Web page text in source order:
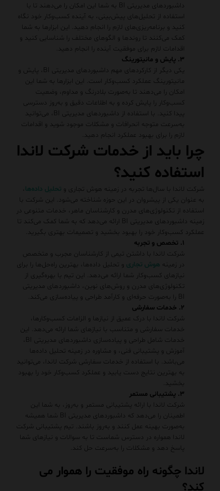
داشبوردهای مدیریتی BI به شما این امکان را می‌دهند تا با
استفاده از تحلیل‌های پیش‌بینی، به آینده کسب‌وکار خود نگاه
کنید و برنامه‌ریزی‌های لازم را انجام دهید. این ابزارها به شما
کمک می‌کنند تا روندها و الگوهای مختلف را شناسایی کنید و
اقدامات لازم برای موفقیت آینده را انجام دهید.
۳. پایش و مانیتورینگ
یکی دیگر از کارکردهای مهم داشبوردهای مدیریتی BI، پایش و
مانیتورینگ عملکرد کسب‌وکار است. این ابزارها به شما این
امکان را می‌دهند تا به‌صورت بلادرنگ و مداوم، وضعیت
کسب‌وکار را پایش کرده و به اطلاعات دقیق و به‌روز دسترسی
پیدا کنید. با استفاده از داشبوردهای مدیریتی BI، می‌توانید
به‌سرعت متوجه انحرافات و مشکلات موجود شوید و اقدامات
لازم را برای بهبود عملکرد انجام دهید.
چرا باید از خدمات شرکت لاندا
استفاده کنید؟
شرکت لاندا با سال‌ها تجربه در زمینه هوش تجاری و تحلیل داده‌ها،
به عنوان یکی از پیشروان در این حوزه شناخته می‌شود. این شرکت با
استفاده از تکنولوژی‌های مدرن و کارشناسان ماهر، خدمات متنوعی در
زمینه داشبوردهای مدیریتی BI ارائه می‌دهد که به شما کمک می‌کند تا
عملکرد کسب‌وکار خود را بهبود بخشید و تصمیمات بهتری بگیرید.
۱. تخصص و تجربه
شرکت لاندا با داشتن تیمی از کارشناسان مجرب و متخصص
در زمینه هوش تجاری و تحلیل داده‌ها، بهترین راه‌حل‌ها را برای
نیازهای کسب‌وکار شما ارائه می‌دهد. این تیم با بهره‌گیری از
تکنولوژی‌های مدرن و روش‌های نوین، داشبوردهای مدیریتی
BI را به‌صورت حرفه‌ای و کارآمد طراحی و پیاده‌سازی می‌کند.
۲. خدمات سفارشی
شرکت لاندا با درک عمیق از نیازها و الزامات کسب‌وکارها،
خدمات سفارشی و متناسب با نیازهای شما ارائه می‌دهد. این
خدمات شامل طراحی و پیاده‌سازی داشبوردهای مدیریتی BI،
آموزش و پشتیبانی فنی، و مشاوره در زمینه تحلیل داده‌ها
می‌باشد. با استفاده از خدمات سفارشی شرکت لاندا، می‌توانید
به بهترین نتایج دست یابید و عملکرد کسب‌وکار خود را بهبود
بخشید.
۳. پشتیبانی مستمر
شرکت لاندا با ارائه پشتیبانی مستمر و به‌روز، به شما این
اطمینان را می‌دهد که داشبوردهای مدیریتی BI شما همیشه
به‌صورت بهینه عمل کنند و به‌روز باشند. تیم پشتیبانی شرکت
لاندا همواره در دسترس شماست تا به سوالات و نیازهای شما
پاسخ دهد و مشکلات را به‌سرعت حل کند.
لاندا چگونه راه موفقیت را هموار می
کند؟